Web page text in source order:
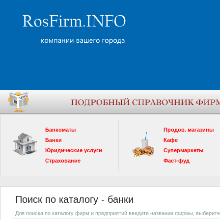
Банкоматы
Банки
Юридические услуги
Страхование
Продов. магазины
Кафе
Супермаркеты
Фаст-фуд
Поиск по каталогу - банки
Для поиска по каталогу фирм и предприятий введите название фирмы, выберите